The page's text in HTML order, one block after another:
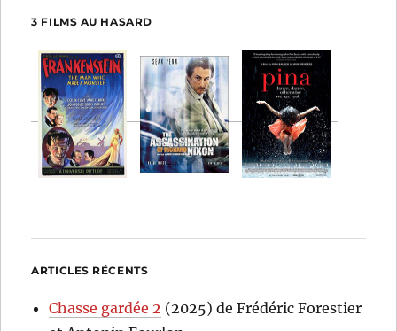
3 FILMS AU HASARD
ARTICLES RÉCENTS
Chasse gardée 2 (2025) de Frédéric Forestier